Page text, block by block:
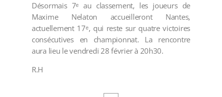
Désormais 7ᵉ au classement, les joueurs de
Maxime Nelaton accueilleront Nantes,
actuellement 17ᵉ, qui reste sur quatre victoires
consécutives en championnat. La rencontre
aura lieu le vendredi 28 février à 20h30.
R.H